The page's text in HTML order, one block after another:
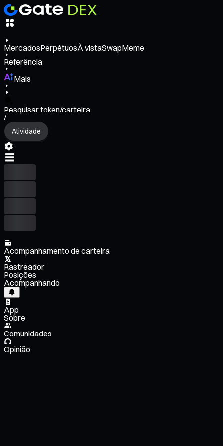
MercadosPerpétuosÀ vistaSwapMeme
Referência
Mais
Pesquisar token/carteira
/
Atividade
Acompanhamento de carteira
Rastreador
Posições
Acompanhando
App
Sobre
Comunidades
Opinião